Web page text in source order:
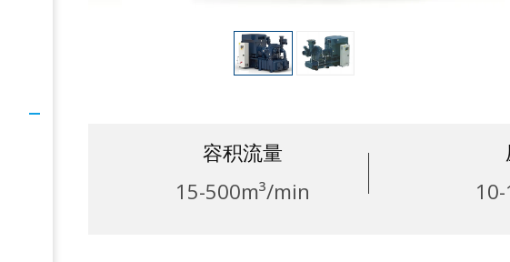
容积流量
15-500m³/min